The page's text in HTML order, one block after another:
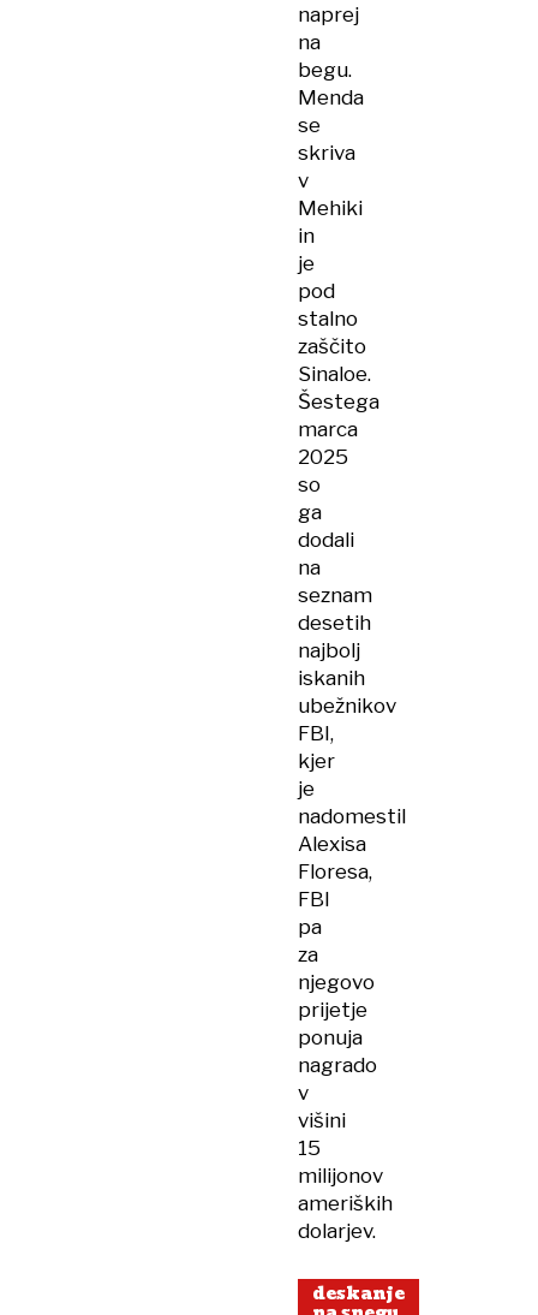
naprej
na
begu.
Menda
se
skriva
v
Mehiki
in
je
pod
stalno
zaščito
Sinaloe.
Šestega
marca
2025
so
ga
dodali
na
seznam
desetih
najbolj
iskanih
ubežnikov
FBI,
kjer
je
nadomestil
Alexisa
Floresa,
FBI
pa
za
njegovo
prijetje
ponuja
nagrado
v
višini
15
milijonov
ameriških
dolarjev.
deskanje